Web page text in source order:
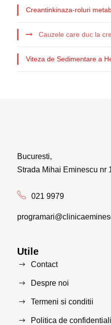
Creantinkinaza-roluri
Cauzele care duc la
Viteza de Sedimentare a
Bucuresti,
Strada Mihai Eminescu nr
021 9979
Utile
Contact
Despre noi
Termeni si conditii
Politica de